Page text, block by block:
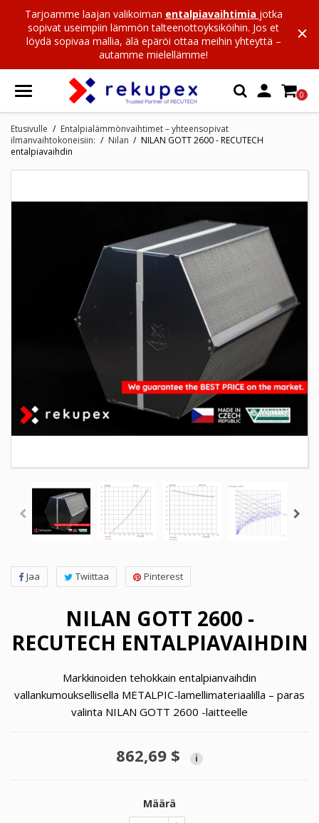
Tarjoamme laajan valikoiman entalpiavaihtimia jotka
sopivat useimpiin lämmön talteenottoyksiköihin. Jos et
löydä sopivaa mallia, älä epäröi ottaa meihin yhteyttä –
autamme mielellämme!
 0
Etusivulle
Entalpialämmönvaihtimet – yhteensopivat
ilmanvaihtokoneisiin:
Nilan
NILAN GOTT 2600 - RECUTECH
entalpiavaihdin
Jaa Twiittaa Pinterest
NILAN GOTT 2600 -
RECUTECH ENTALPIAVAIHDIN
Markkinoiden tehokkain entalpianvaihdin
vallankumouksellisella METALPIC-lamellimateriaalilla – paras
valinta NILAN GOTT 2600 -laitteelle
862,69 $ i
Määrä